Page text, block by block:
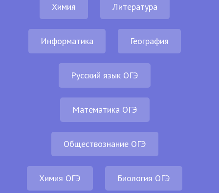
Химия Литература
Информатика География
Русский язык ОГЭ
Математика ОГЭ
Обществознание ОГЭ
Химия ОГЭ Биология ОГЭ